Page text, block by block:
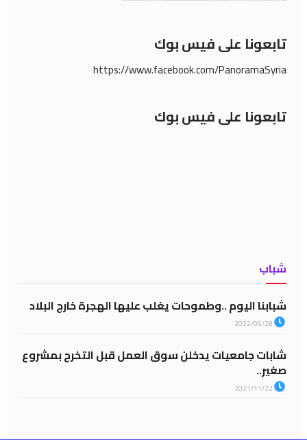
تابعونا على فيس بوك
https://www.facebook.com/PanoramaSyria
تابعونا على فيس بوك
شباب
شبابنا اليوم ..وطموحات يغلب عليها الهجرة خارج البلاد
شابات جامعيات يدخلن سوق العمل قبل التخرج بمشروع
صغير..